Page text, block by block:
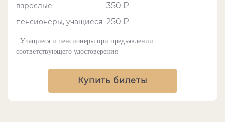
взрослые 350 ₽
пенсионеры, учащиеся 250 ₽
Учащиеся и пенсионеры при предъявлении
соответствующего удостоверения
Купить билеты